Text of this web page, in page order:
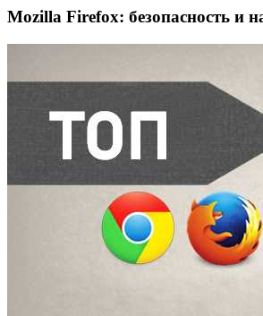
Mozilla Firefox: безопасность и